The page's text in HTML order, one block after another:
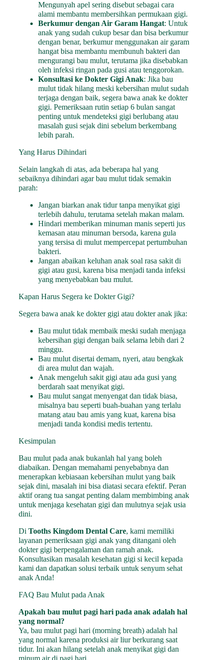
Mengunyah apel sering disebut sebagai cara
alami membantu membersihkan permukaan gigi.
Berkumur dengan Air Garam Hangat: Untuk
anak yang sudah cukup besar dan bisa berkumur
dengan benar, berkumur menggunakan air garam
hangat bisa membantu membunuh bakteri dan
mengurangi bau mulut, terutama jika disebabkan
oleh infeksi ringan pada gusi atau tenggorokan.
Konsultasi ke Dokter Gigi Anak: Jika bau
mulut tidak hilang meski kebersihan mulut sudah
terjaga dengan baik, segera bawa anak ke dokter
gigi. Pemeriksaan rutin setiap 6 bulan sangat
penting untuk mendeteksi gigi berlubang atau
masalah gusi sejak dini sebelum berkembang
lebih parah.
Yang Harus Dihindari
Selain langkah di atas, ada beberapa hal yang
sebaiknya dihindari agar bau mulut tidak semakin
parah:
Jangan biarkan anak tidur tanpa menyikat gigi
terlebih dahulu, terutama setelah makan malam.
Hindari memberikan minuman manis seperti jus
kemasan atau minuman bersoda, karena gula
yang tersisa di mulut mempercepat pertumbuhan
bakteri.
Jangan abaikan keluhan anak soal rasa sakit di
gigi atau gusi, karena bisa menjadi tanda infeksi
yang menyebabkan bau mulut.
Kapan Harus Segera ke Dokter Gigi?
Segera bawa anak ke dokter gigi atau dokter anak jika:
Bau mulut tidak membaik meski sudah menjaga
kebersihan gigi dengan baik selama lebih dari 2
minggu.
Bau mulut disertai demam, nyeri, atau bengkak
di area mulut dan wajah.
Anak mengeluh sakit gigi atau ada gusi yang
berdarah saat menyikat gigi.
Bau mulut sangat menyengat dan tidak biasa,
misalnya bau seperti buah-buahan yang terlalu
matang atau bau amis yang kuat, karena bisa
menjadi tanda kondisi medis tertentu.
Kesimpulan
Bau mulut pada anak bukanlah hal yang boleh
diabaikan. Dengan memahami penyebabnya dan
menerapkan kebiasaan kebersihan mulut yang baik
sejak dini, masalah ini bisa diatasi secara efektif. Peran
aktif orang tua sangat penting dalam membimbing anak
untuk menjaga kesehatan gigi dan mulutnya sejak usia
dini.
DiTooths Kingdom Dental Care, kami memiliki
layanan pemeriksaan gigi anak yang ditangani oleh
dokter gigi berpengalaman dan ramah anak.
Konsultasikan masalah kesehatan gigi si kecil kepada
kami dan dapatkan solusi terbaik untuk senyum sehat
anak Anda!
FAQ Bau Mulut pada Anak
Apakah bau mulut pagi hari pada anak adalah hal
yang normal?
Ya, bau mulut pagi hari (morning breath) adalah hal
yang normal karena produksi air liur berkurang saat
tidur. Ini akan hilang setelah anak menyikat gigi dan
minum air di pagi hari.